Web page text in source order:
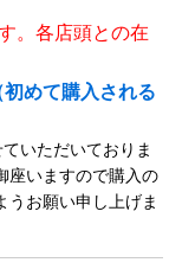
。各店頭との在
めて購入される
いただいておりま
座いますので購入の
うお願い申し上げま